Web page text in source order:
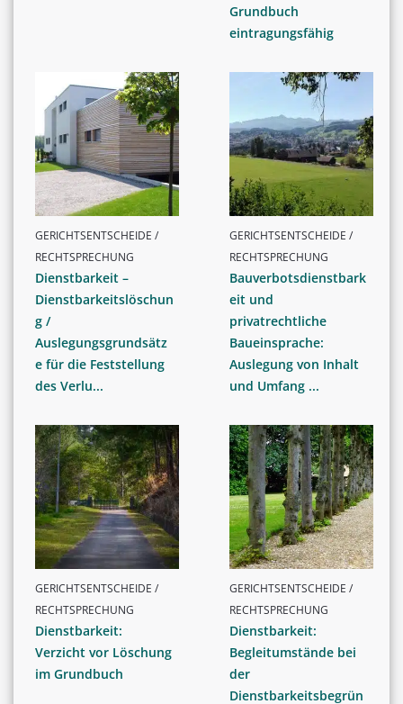
Grundbuch
eintragungsfähig
GERICHTSENTSCHEIDE /
RECHTSPRECHUNG
Dienstbarkeit –
Dienstbarkeitslöschun
g /
Auslegungsgrundsätz
e für die Feststellung
des Verlu...
GERICHTSENTSCHEIDE /
RECHTSPRECHUNG
Bauverbotsdienstbark
eit und
privatrechtliche
Baueinsprache:
Auslegung von Inhalt
und Umfang ...
GERICHTSENTSCHEIDE /
RECHTSPRECHUNG
Dienstbarkeit:
Verzicht vor Löschung
im Grundbuch
GERICHTSENTSCHEIDE /
RECHTSPRECHUNG
Dienstbarkeit:
Begleitumstände bei
der
Dienstbarkeitsbegrün